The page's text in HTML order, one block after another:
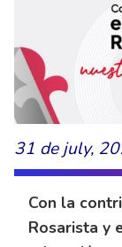
31 de july,
Con la
Rosarista y